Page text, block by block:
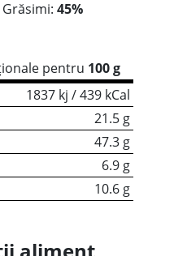
Grăsimi: 45%
pentru 100 g
1837 kj / 439 kCal
21.5 g
47.3 g
6.9 g
10.6 g